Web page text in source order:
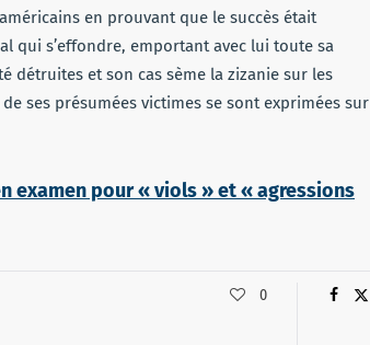
en prouvant que le succès était
qui s’effondre, emportant avec lui toute sa
détruites et son cas sème la zizanie sur les
ses présumées victimes se sont exprimées sur
examen pour « viols » et « agressions
0